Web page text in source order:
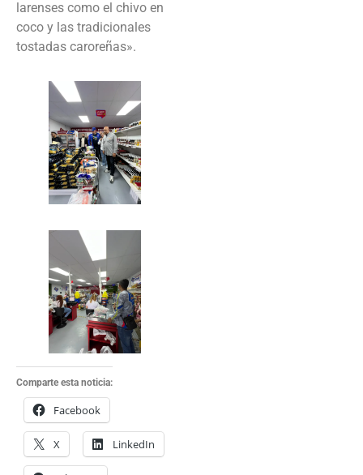
larenses como el chivo en
coco y las tradicionales
tostadas caroreñas».
Comparte esta noticia:
Facebook
X LinkedIn